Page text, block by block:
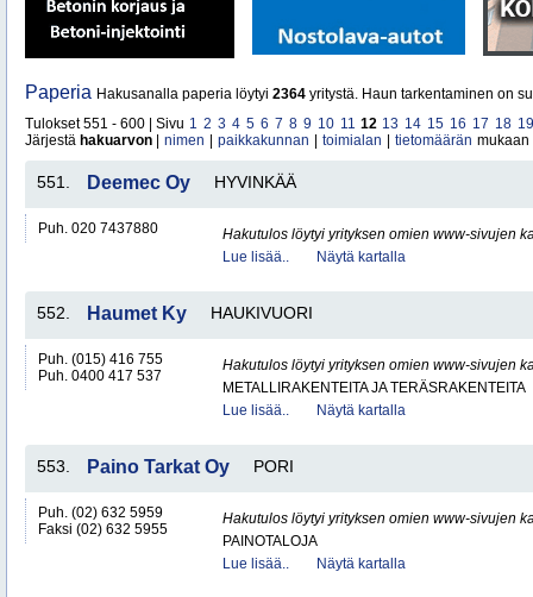
Paperia Hakusanalla paperia löytyi 2364 yritystä. Haun tarkentaminen on
Tulokset 551 - 600 | Sivu 1 2 3 4 5 6 7 8 9 10 11 12 13 14 15 16 17 18 19
Järjestä hakuarvon nimen paikkakunnan toimialan tietomäärän mukaan
551. Deemec Oy HYVINKÄÄ
Puh. 020 7437880
Hakutulos löytyi yrityksen omien www-sivujen
Lue lisää..
Näytä kartalla
552. Haumet Ky HAUKIVUORI
Puh. (015) 416 755
Puh. 0400 417 537
Hakutulos löytyi yrityksen omien www-sivujen
METALLIRAKENTEITA JA TERÄSRAKENTEITA
Lue lisää..
Näytä kartalla
553. Paino Tarkat Oy PORI
Puh. (02) 632 5959
Faksi (02) 632 5955
Hakutulos löytyi yrityksen omien www-sivujen
PAINOTALOJA
Lue lisää..
Näytä kartalla